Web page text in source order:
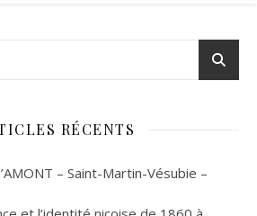
RÉCENTS
– Saint-Martin-Vésubie –